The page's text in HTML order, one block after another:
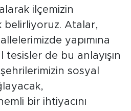
ilçemizin
belirliyoruz. Atalar,
yapımına
tesisler de bu anlayışın
sosyal
bir ihtiyacını